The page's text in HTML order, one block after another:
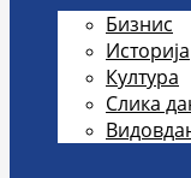
Бизнис
Историја
Култура
Слика